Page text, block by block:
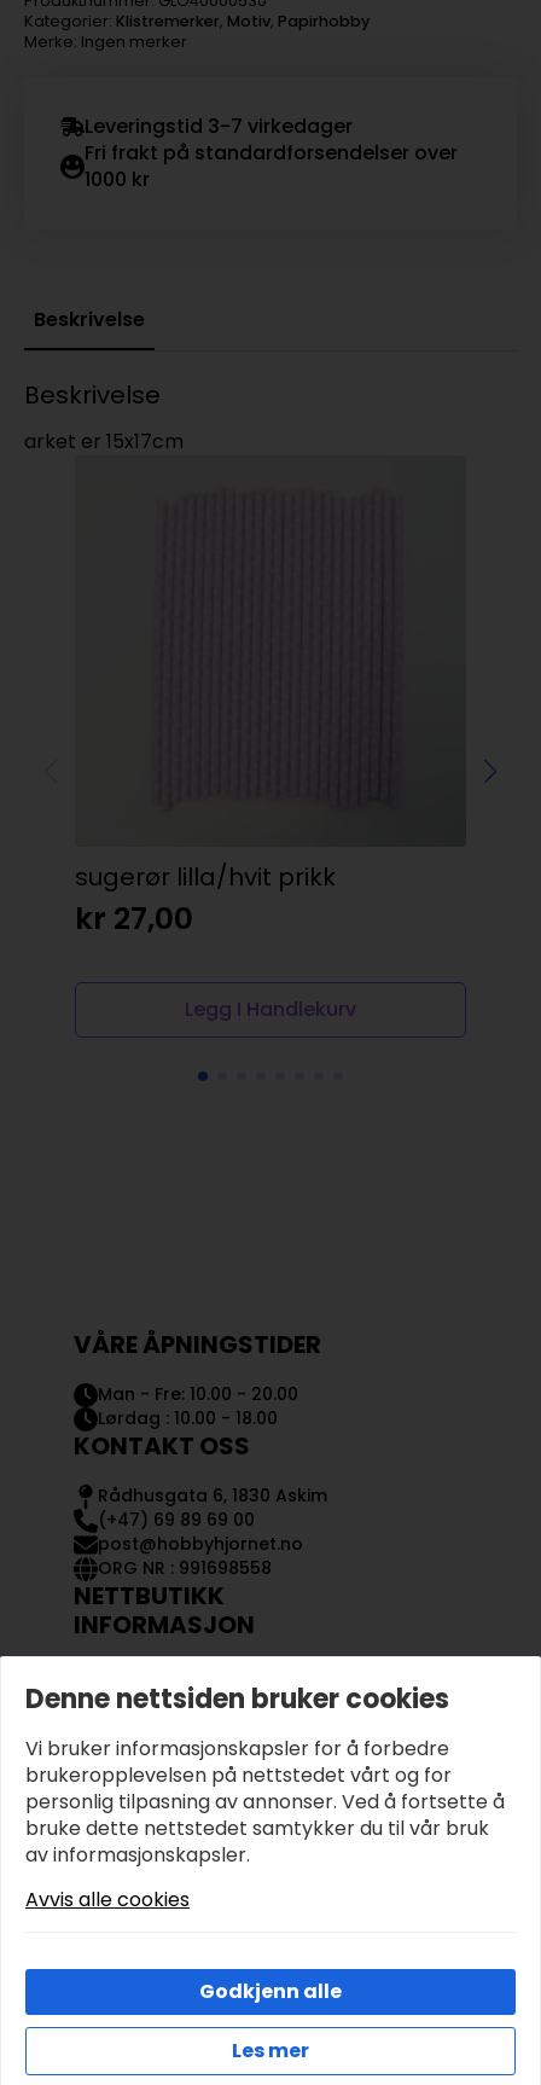
Kategorier: Klistremerker, Motiv, Papirhobby
Merke: Ingen merker
Leveringstid 3-7 virkedager
Fri frakt på standardforsendelser over
1000 kr
Beskrivelse
Beskrivelse
arket er 15x17cm
sugerør lilla/hvit prikk
kr 27,00
Legg I Handlekurv
VÅRE ÅPNINGSTIDER
Man - Fre: 10.00 - 20.00
Lørdag : 10.00 - 18.00
KONTAKT OSS
Rådhusgata 6, 1830 Askim
(+47) 69 89 69 00
post@hobbyhjornet.no
ORG NR : 991698558
NETTBUTIKK
INFORMASJON
OM OSS
KJØPSVILKÅR OG BETINGELSER
PERSONVERN
© 2026 Hobbyhjornet.no – Utviklet og designet av
IT-Sentralen AS
Denne nettsiden bruker cookies
Vi bruker informasjonskapsler for å forbedre
brukeropplevelsen på nettstedet vårt og for
personlig tilpasning av annonser. Ved å fortsette å
bruke dette nettstedet samtykker du til vår bruk
av informasjonskapsler.
Avvis alle cookies
Les mer
Godkjenn alle
Cookies